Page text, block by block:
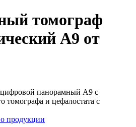
томограф
A9 от
панорамный A9 с
томографа и цефалостата с
продукции